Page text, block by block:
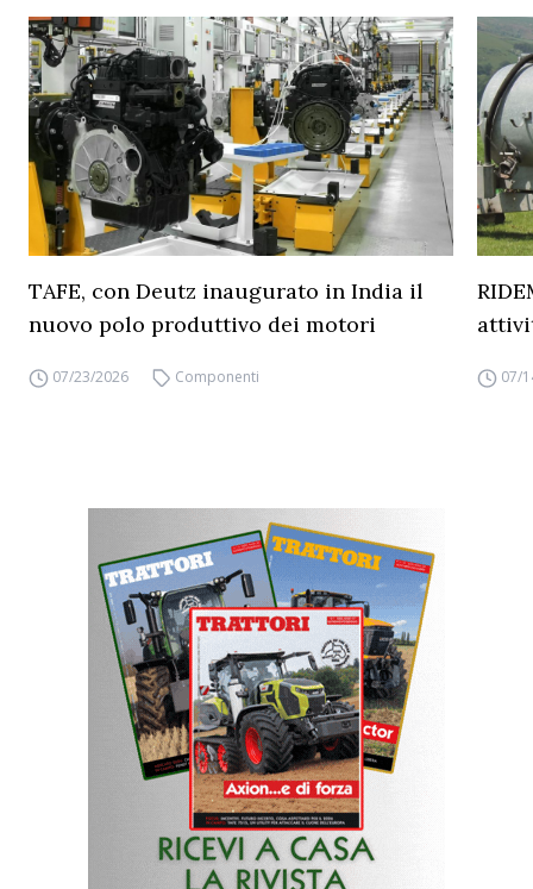
TAFE, con Deutz inaugurato in India il
nuovo polo produttivo dei motori
07/23/2026 Componenti 07/